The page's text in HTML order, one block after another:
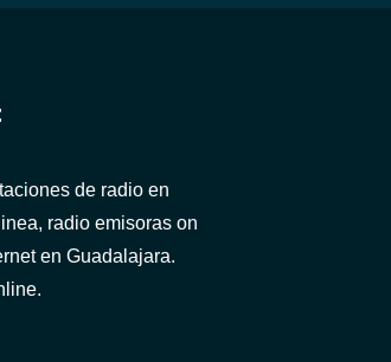
de radio en
radio emisoras on
en Guadalajara.